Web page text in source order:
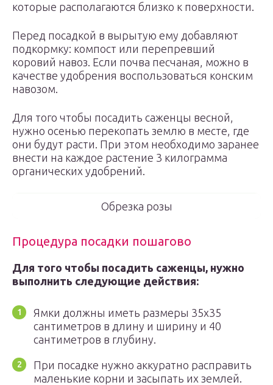
которые располагаются близко к поверхности.
Перед посадкой в вырытую ему добавляют
подкормку: компост или перепревший
коровий навоз. Если почва песчаная, можно в
качестве удобрения воспользоваться конским
навозом.
Для того чтобы посадить саженцы весной,
нужно осенью перекопать землю в месте, где
они будут расти. При этом необходимо заранее
внести на каждое растение 3 килограмма
органических удобрений.
Обрезка розы
Процедура посадки пошагово
Для того чтобы посадить саженцы, нужно
выполнить следующие действия:
Ямки должны иметь размеры 35х35
сантиметров в длину и ширину и 40
сантиметров в глубину.
При посадке нужно аккуратно расправить
маленькие корни и засыпать их землей.